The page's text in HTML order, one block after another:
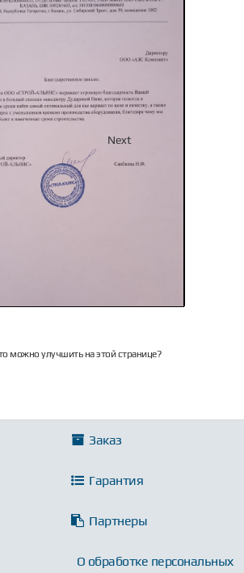
Next
можно улучшить на этой странице?
Заказ
Гарантия
Партнеры
О обработке персональных